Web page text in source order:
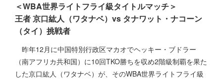
＜WBA世界ライトフライ級タイトルマッチ＞
王者 京口紘人（ワタナベ）vs タナワット・ナコーン
（タイ）挑戦者
昨年12月に中国特別行政区マカオでヘッキー・ブドラー
（南アフリカ共和国）に10回TKO勝ちを収め2階級制覇を果た
した京口紘人（ワタナベ）が、そのWBA世界ライトフライ級